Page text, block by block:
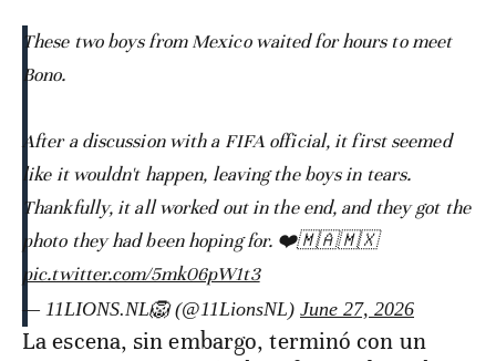
These two boys from Mexico waited for hours to meet
Bono.
After a discussion with a FIFA official, it first seemed
like it wouldn't happen, leaving the boys in tears.
Thankfully, it all worked out in the end, and they got the
photo they had been hoping for. ❤️🇲🇦🇲🇽
pic.twitter.com/5mk06pW1t3
— 11LIONS.NL🦁 (@11LionsNL) June 27, 2026
La escena, sin embargo, terminó con un